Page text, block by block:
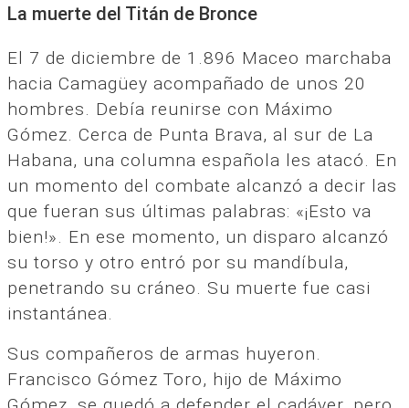
La muerte del Titán de Bronce
El 7 de diciembre de 1.896 Maceo marchaba
hacia Camagüey acompañado de unos 20
hombres. Debía reunirse con Máximo
Gómez. Cerca de Punta Brava, al sur de La
Habana, una columna española les atacó. En
un momento del combate alcanzó a decir las
que fueran sus últimas palabras: «¡Esto va
bien!». En ese momento, un disparo alcanzó
su torso y otro entró por su mandíbula,
penetrando su cráneo. Su muerte fue casi
instantánea.
Sus compañeros de armas huyeron.
Francisco Gómez Toro, hijo de Máximo